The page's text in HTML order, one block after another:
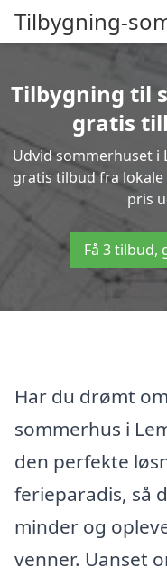
Tilbygning-
Tilbygning til
gratis
Udvid sommerhuset i
gratis tilbud fra
pris
Få 3
Har du drømt
sommerhus i
den perfekte
ferieparadis, så
minder og
venner. Uanset